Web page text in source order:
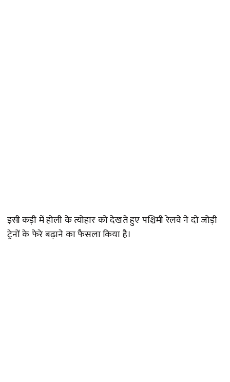
इसी कड़ी में होली के त्योहार को देखते हुए पश्चिमी रेलवे ने दो जोड़ी
ट्रेनों के फेरे बढ़ाने का फैसला किया है।